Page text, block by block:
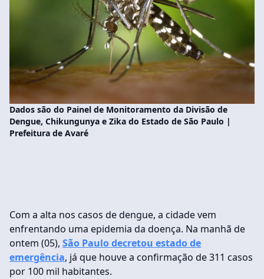
Dados são do Painel de Monitoramento da Divisão de
Dengue, Chikungunya e Zika do Estado de São Paulo |
Prefeitura de Avaré
Com a alta nos casos de dengue, a cidade vem
enfrentando uma epidemia da doença. Na manhã de
ontem (05), São Paulo decretou estado de
emergência, já que houve a confirmação de 311 casos
por 100 mil habitantes.